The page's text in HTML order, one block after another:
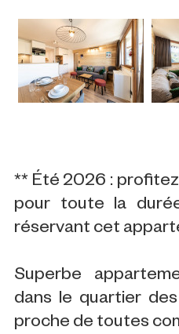
** Été 2026 :
pour toute la
réservant cet
Superbe
dans le quartier
proche de toutes